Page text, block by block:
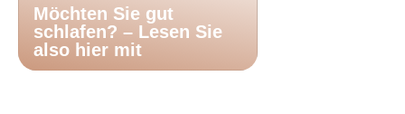
Möchten Sie gut
schlafen? – Lesen Sie
also hier mit